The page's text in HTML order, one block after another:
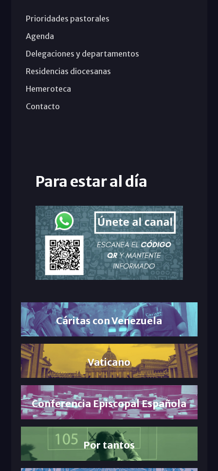
Prioridades pastorales
Agenda
Delegaciones y departamentos
Residencias diocesanas
Hemeroteca
Contacto
Para estar al día
Cáritas con Venezuela
Vaticano
Conferencia Episcopal Española
Por tantos